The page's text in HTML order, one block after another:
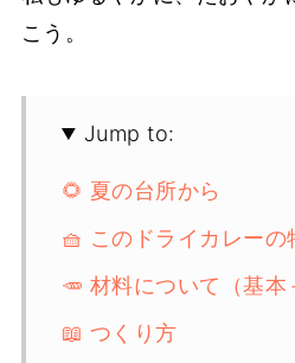
こう。
Jump to:
🌻 夏の台所から
🧺 このドライカレーの
🥕 材料について（基本
📖 つくり方